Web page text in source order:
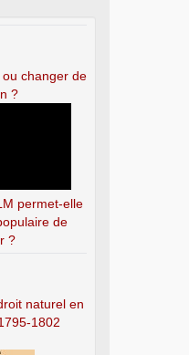
changer de
?
permet-elle
de
?
naturel en
1802